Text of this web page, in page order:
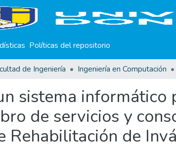
Políticas del repositorio
de Ingeniería Ingeniería en Computación
sistema informático
de servicios y
Rehabilitación de